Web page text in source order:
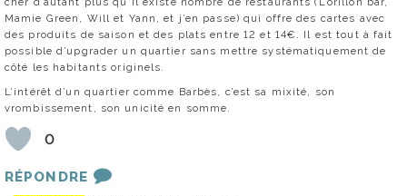
Mamie Green, Will et Yann, et j’en passe) qui offre des cartes avec
des produits de saison et des plats entre 12 et 14€. Il est tout à fait
possible d’upgrader un quartier sans mettre systématiquement de
côté les habitants originels.
L’intérêt d’un quartier comme Barbès, c’est sa mixité, son
vrombissement, son unicité en somme.
0
RÉPONDRE